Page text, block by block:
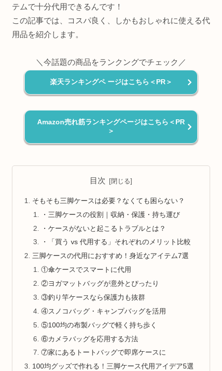
テムで十分代用できるんです！
この記事では、コスパ良く、しかもおしゃれに使える代
用品を紹介します。
＼今話題の商品をランクングでチェック／
楽天ランキングペ ージはこちら＜PR＞
Amazon売れ筋ランキングページはこちら＜PR
＞
目次
そもそも三脚ケースは必要？なくても困らない？
・三脚ケースの役割｜収納・保護・持ち運び
・ケースがないと起こるトラブルとは？
・「買う vs 代用する」それぞれのメリット比較
三脚ケースの代用におすすめ！身近なアイテム7選
①傘ケースでスマートに代用
②ヨガマットバッグが意外とぴったり
③釣り竿ケースなら保護力も抜群
④スノコバッグ・キャンプバッグを活用
⑤100均の布製バッグで軽く持ち歩く
⑥カメラバッグを応用する方法
⑦家にあるトートバッグで即席ケースに
100均グッズで作れる！三脚ケース代用アイデア5選